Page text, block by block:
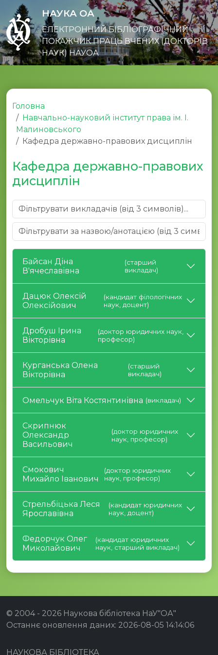
НАУКА ОА
ЕЛЕКТРОННИЙ БІБЛІОГРАФІЧНИЙ
ПОКАЖЧИК ПРАЦЬ ВЧЕНИХ (ДОКТОРІВ
НАУК) НАУОА
Головна
Навчально-науковий інститут права ім. І.
Малиновського
Кафедра державно-правових дисциплін
Кафедра державно-правових
дисциплін
Байсан Діна
В'ячеславівна
(старший
викладач)
Дацюк Олексій
Олексійович
(кандидат філологічних
наук, доцент)
Дробуш Ірина
Вікторівна
(доктор юридичних наук,
професор)
Курганська Олена
Вікторівна
(старший
викладач)
Омельчук Віта Костянтинівна (викладач)
Скрипнюк
Олександр
Васильович
(доктор юридичних
наук, професор)
Смокович
Михайло Іванович
(доктор юридичних
наук, професор)
Стрельбіцька Леся
Ярославівна
(кандидат юридичних
наук, доцент)
Федорчук Олег
Миколайович
(кандидат юридичних
наук, старший викладач)
НАУКОВА БІБЛІОТЕКА
© 2004 - 2026 Наукова бібліотека НаУ"ОА"
Останнє оновлення даних: 2026-08-05 14:14:06